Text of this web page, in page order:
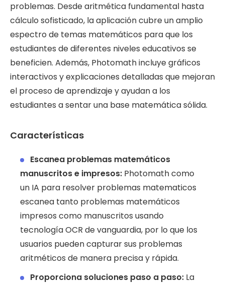
problemas. Desde aritmética fundamental hasta
cálculo sofisticado, la aplicación cubre un amplio
espectro de temas matemáticos para que los
estudiantes de diferentes niveles educativos se
beneficien. Además, Photomath incluye gráficos
interactivos y explicaciones detalladas que mejoran
el proceso de aprendizaje y ayudan a los
estudiantes a sentar una base matemática sólida.
Características
Escanea problemas matemáticos
manuscritos e impresos: Photomath como
un IA para resolver problemas matematicos
escanea tanto problemas matemáticos
impresos como manuscritos usando
tecnología OCR de vanguardia, por lo que los
usuarios pueden capturar sus problemas
aritméticos de manera precisa y rápida.
Proporciona soluciones paso a paso: La